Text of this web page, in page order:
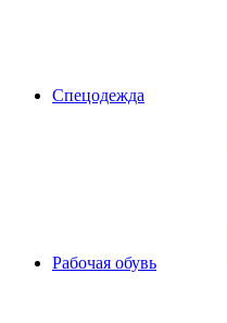
Спецодежда
Рабочая обувь